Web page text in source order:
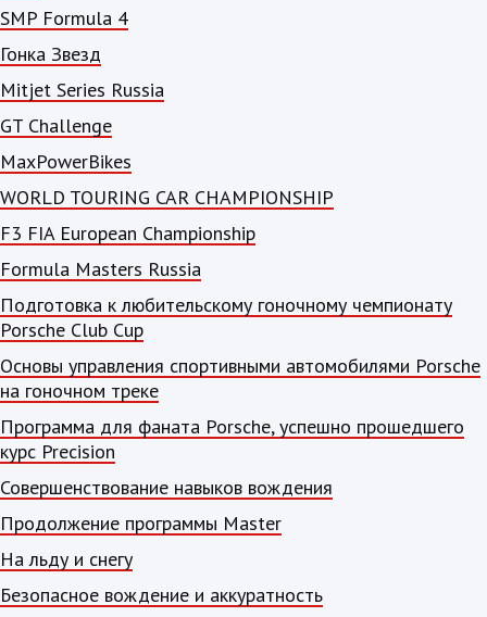
SMP Formula 4
Гонка Звезд
Mitjet Series Russia
GT Challenge
MaxPowerBikes
WORLD TOURING CAR CHAMPIONSHIP
F3 FIA European Championship
Formula Masters Russia
Подготовка к любительскому гоночному чемпионату
Porsche Club Cup
Основы управления спортивными автомобилями Porsche
на гоночном треке
Программа для фаната Porsche, успешно прошедшего
курс Precision
Совершенствование навыков вождения
Продолжение программы Master
На льду и снегу
Безопасное вождение и аккуратность